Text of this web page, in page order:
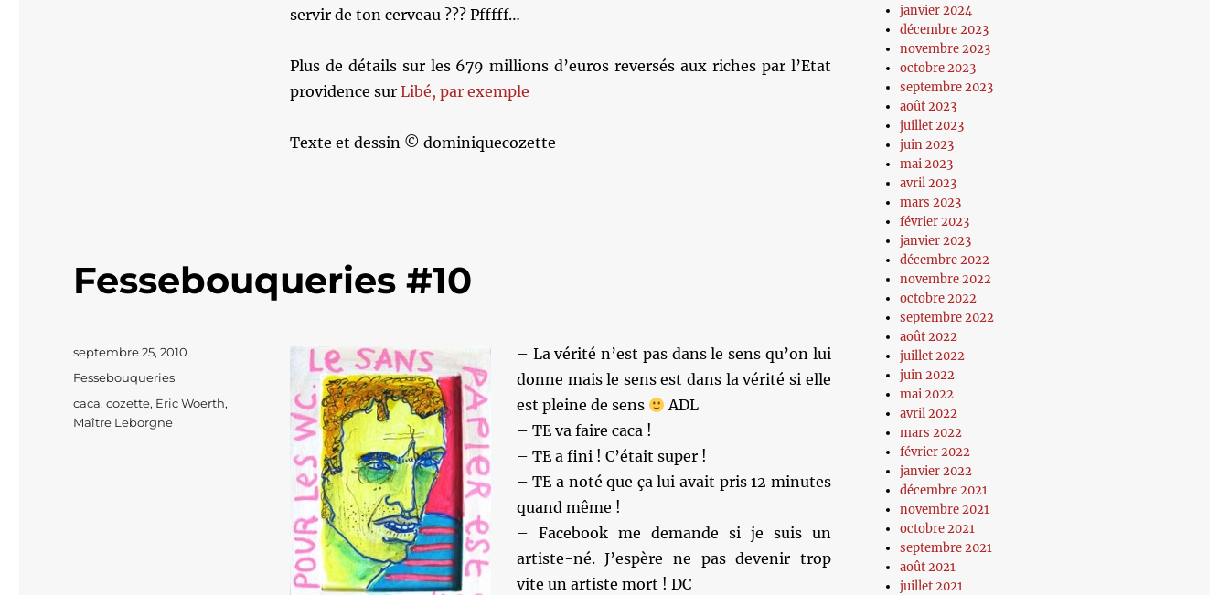
servir de ton cerveau ??? Pfffff…
Plus de détails sur les 679 millions d’euros reversés aux riches par l’Etat
providence sur Libé, par exemple
Texte et dessin © dominiquecozette
Fessebouqueries #10
– La vérité n’est pas dans le sens qu’on lui
donne mais le sens est dans la vérité si elle
est pleine de sens
ADL
– TE va faire caca !
– TE a fini ! C’était super !
– TE a noté que ça lui avait pris 12 minutes
quand même !
– Facebook me demande si je suis un
artiste-né. J’espère ne pas devenir trop
vite un artiste mort ! DC
Publié
septembre 25, 2010
Catégories
Fessebouqueries
Étiquettes
caca,cozette, Eric Woerth,
Maître Leborgne
janvier 2024
décembre 2023
novembre 2023
octobre 2023
septembre 2023
août 2023
juillet 2023
juin 2023
mai 2023
avril 2023
mars 2023
février 2023
janvier 2023
décembre 2022
novembre 2022
octobre 2022
septembre 2022
août 2022
juillet 2022
juin 2022
mai 2022
avril 2022
mars 2022
février 2022
janvier 2022
décembre 2021
novembre 2021
octobre 2021
septembre 2021
août 2021
juillet 2021